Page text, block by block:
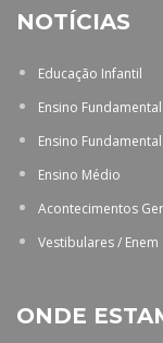
NOTÍCIAS
Educação Infantil
Ensino
Ensino
Ensino Médio
Acontecimentos
Vestibulares / Enem
ONDE